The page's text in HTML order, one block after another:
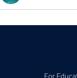
For